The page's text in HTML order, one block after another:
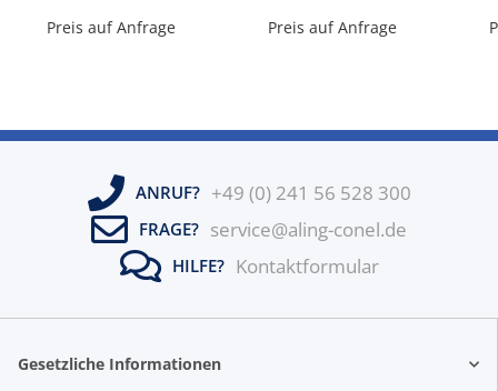
250V~, schwarz
Preis auf Anfrage
250V~, schwarz
Preis auf Anfrage
ANRUF? +49 (0) 241 56 528 300
FRAGE? service@aling-conel.de
HILFE? Kontaktformular
Gesetzliche Informationen